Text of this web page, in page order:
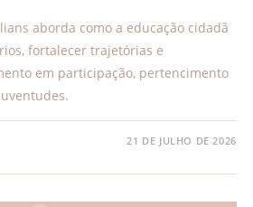
aborda como a educação cidadã
fortalecer trajetórias e
em participação, pertencimento
21 DE JULHO DE 2026